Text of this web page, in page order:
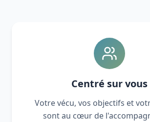
Centré sur vous
Votre vécu, vos objectifs et
sont au cœur de